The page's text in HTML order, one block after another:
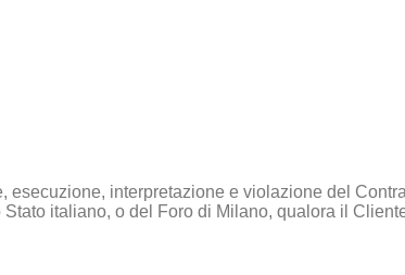
interpretazione e violazione del
italiano, o del Foro di Milano, qualora il